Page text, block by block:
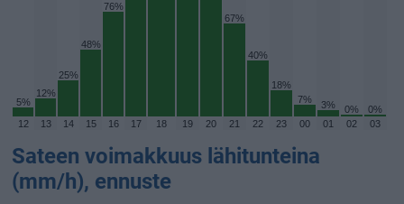
5%
12%
25%
48%
76%
67%
40%
18%
7%
3% 0%
0%
12
13 14 15 16 17 18 19 20 21 22 23 00 01 02 03
Sateen voimakkuus lähitunteina
(mm/h), ennuste